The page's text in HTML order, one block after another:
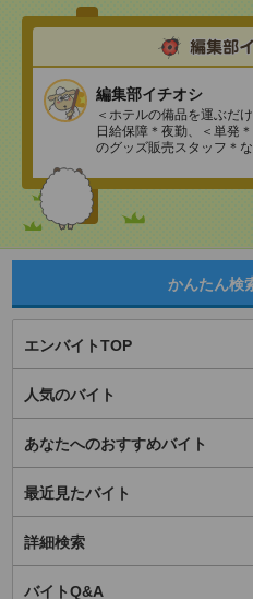
編集部イチオシ
＜ホテルの備品を運ぶだ
日給保障＊夜勤、＜単発
のグッズ販売スタッフ＊
かんたん検
エンバイトTOP
人気のバイト
あなたへのおすすめバイト
最近見たバイト
詳細検索
バイトQ&A